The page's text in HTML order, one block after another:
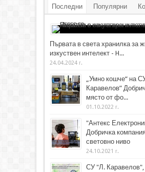
Последни Популярни
Първата в света хранилка за
изкуствен интелект - H...
24.04.2024 г.
„Умно кошче“ на
Каравелов”
място от фо...
01.10.2022 г.
"Антекс
Добричка
световно ниво
24.10.2021 г.
СУ "Л. Каравелов",